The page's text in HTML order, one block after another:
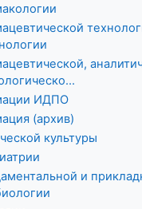
ИДПО
(архив)
культуры
и